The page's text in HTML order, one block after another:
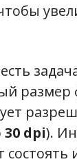
размер
30 dpi).